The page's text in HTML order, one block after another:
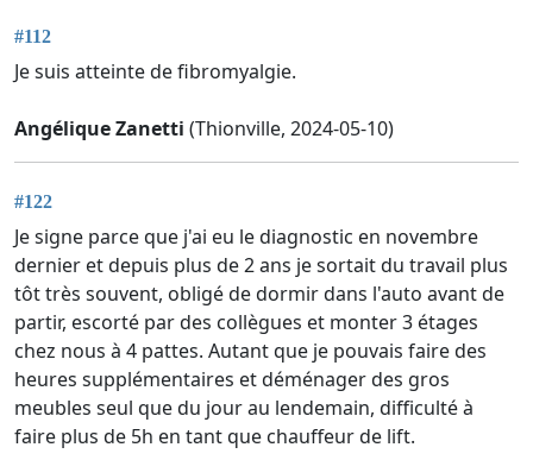
#112
Je suis atteinte de fibromyalgie.
Angélique Zanetti (Thionville, 2024-05-10)
#122
Je signe parce que j'ai eu le diagnostic en novembre
dernier et depuis plus de 2 ans je sortait du travail plus
tôt très souvent, obligé de dormir dans l'auto avant de
partir, escorté par des collègues et monter 3 étages
chez nous à 4 pattes. Autant que je pouvais faire des
heures supplémentaires et déménager des gros
meubles seul que du jour au lendemain, difficulté à
faire plus de 5h en tant que chauffeur de lift.